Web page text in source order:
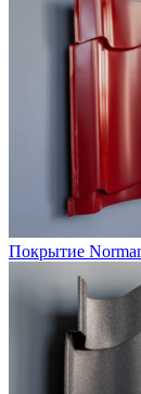
Покрытие